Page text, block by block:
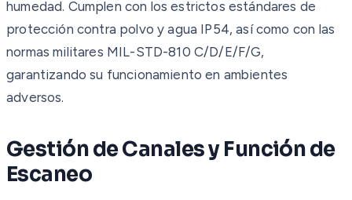
humedad. Cumplen con los estrictos estándares de
protección contra polvo y agua IP54, así como con las
normas militares MIL-STD-810 C/D/E/F/G,
garantizando su funcionamiento en ambientes
adversos.
Gestión de Canales y Función de
Escaneo